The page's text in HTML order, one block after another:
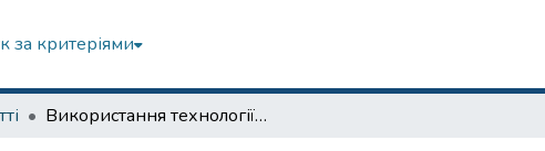
за критеріями
Використання технології проєктного навчання в Новій українській школі